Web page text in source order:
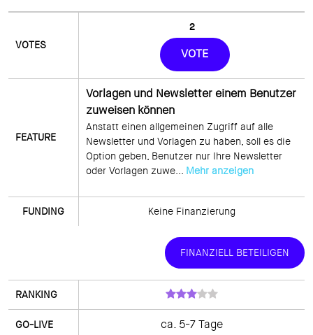
2
VOTE
Vorlagen und Newsletter einem Benutzer
zuweisen können
Anstatt einen allgemeinen Zugriff auf alle
Newsletter und Vorlagen zu haben, soll es die
Option geben, Benutzer nur Ihre Newsletter
oder Vorlagen zuwe... Mehr anzeigen
Keine Finanzierung
FINANZIELL BETEILIGEN
ca. 5-7 Tage